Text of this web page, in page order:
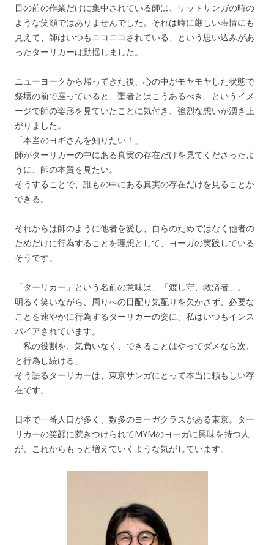
目の前の作業だけに集中されている師は、サットサンガの時の
ような笑顔ではありませんでした。それは時に厳しい表情にも
見えて、師はいつもニコニコされている、という思い込みがあ
ったターリカーは動揺しました。
ニューヨークから帰ってきた後、心の中がモヤモヤした状態で
祭壇の前で座っていると、聖者とはこうあるべき、というイメ
ージで師の姿形を見ていたことに気付き、強烈な想いが湧き上
がりました。
「本当のヨギさんを知りたい！」
師がターリカーの中にある真実の存在だけを見てくださったよ
うに、師の本質を見たい。
そうすることで、誰もの中にある真実の存在だけを見ることが
できる。
それからは師のように他者を愛し、自らのためではなく他者の
ためだけに行為することを理想として、ヨーガの実践している
そうです。
「ターリカー」という名前の意味は、「渡し守、救済者」。
明るく笑いながら、周りへの目配り気配りを欠かさず、必要な
ことを速やかに行為するターリカーの姿に、私はいつもインス
パイアされています。
「私の役割を、気負いなく、できることはやってダメなら次、
と行為し続ける」
そう語るターリカーは、東京サンガにとって本当に頼もしい存
在です。
日本で一番人口が多く、数多のヨーガクラスがある東京。ター
リカーの笑顔に惹きつけられてMYMのヨーガに興味を持つ人
が、これからもっと増えていくような気がしています。